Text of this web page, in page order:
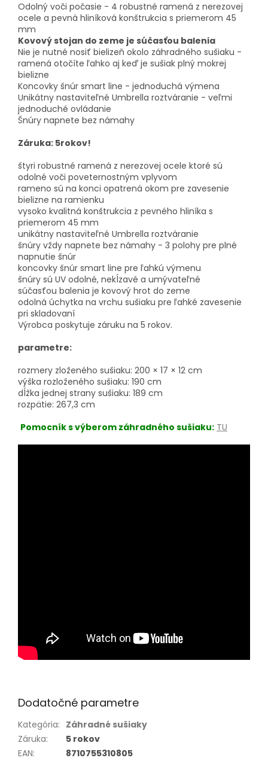
Odolný voči počasie - 4 robustné ramená z nerezovej
ocele a pevná hliníková konštrukcia s priemerom 45
mm
Kovový stojan do zeme je súčasťou balenia
Nie je nutné nosiť bielizeň okolo záhradného sušiaku -
ramená otočíte ľahko aj keď je sušiak plný mokrej
bielizne
Koncovky šnúr smart line - jednoduchá výmena
Unikátny nastaviteľné Umbrella roztváranie - veľmi
jednoduché ovládanie
Šnúry napnete bez námahy
Záruka: 5rokov!
štyri robustné ramená z nerezovej ocele ktoré sú
odolné voči poveternostným vplyvom
rameno sú na konci opatrená okom pre zavesenie
bielizne na ramienku
vysoko kvalitná konštrukcia z pevného hliníka s
priemerom 45 mm
unikátny nastaviteľné Umbrella roztváranie
šnúry vždy napnete bez námahy - 3 polohy pre plné
napnutie šnúr
koncovky šnúr smart line pre ľahkú výmenu
šnúry sú UV odolné, nekĺzavé a umývateľné
súčasťou balenia je kovový hrot do zeme
odolná úchytka na vrchu sušiaku pre ľahké zavesenie
pri skladovaní
Výrobca poskytuje záruku na 5 rokov.
parametre:
rozmery zloženého sušiaku: 200 × 17 × 12 cm
výška rozloženého sušiaku: 190 cm
dĺžka jednej strany sušiaku: 189 cm
rozpätie: 267,3 cm
Pomocník s výberom záhradného sušiaku: TU
Dodatočné parametre
Kategória: Záhradné sušiaky
Záruka:
5 rokov
EAN: 8710755310805